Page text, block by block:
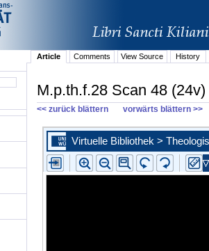
Article Comments View Source History
M.p.th.f.28 Scan 48 (24v)
<< zurück blättern vorwärts blättern >>